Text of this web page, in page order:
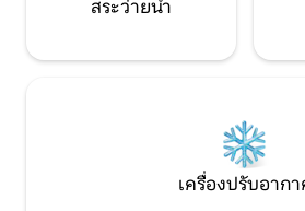
สระว่ายน้ำ
เครื่องปรับอาก